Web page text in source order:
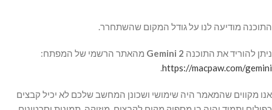
התוכנה מודיעה לנו על גודל המקום שהשתחרר.
ניתן להוריד את התוכנה Gemini 2 מהאתר הרשמי של המפתח:
https://macpaw.com/gemini
.
אנו מקווים שהמאמר היה שימושי ושכונן המחשב שלכם לא יכיל קבצים